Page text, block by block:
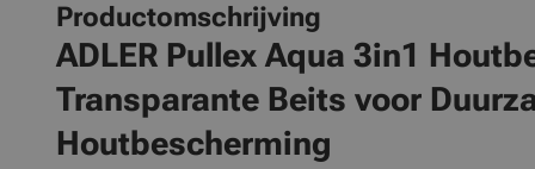
Productomschrijving
ADLER Pullex Aqua 3in1
Transparante Beits voor
Houtbescherming